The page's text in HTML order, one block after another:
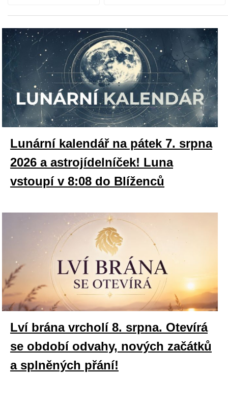
Lunární kalendář na pátek 7. srpna
2026 a astrojídelníček! Luna
vstoupí v 8:08 do Blíženců
Lví brána vrcholí 8. srpna. Otevírá
se období odvahy, nových začátků
a splněných přání!